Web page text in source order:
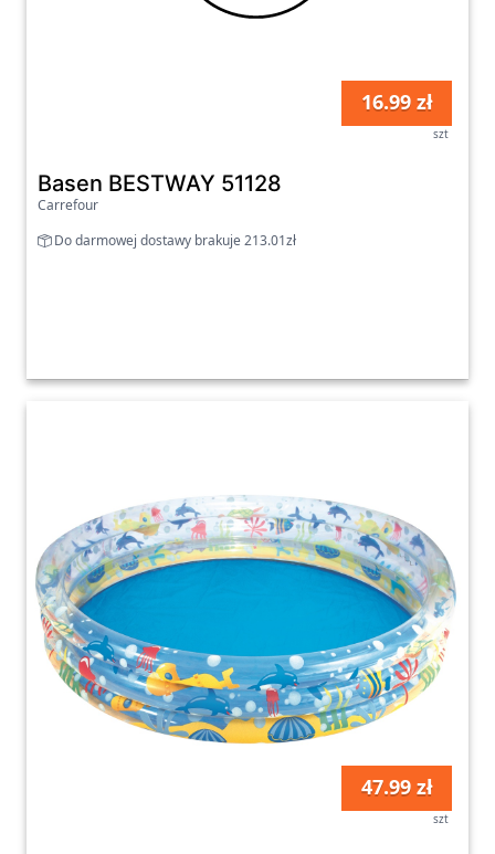
16.99 zł
szt
Basen BESTWAY 51128
Carrefour
Do darmowej dostawy brakuje 213.01zł
47.99 zł
szt